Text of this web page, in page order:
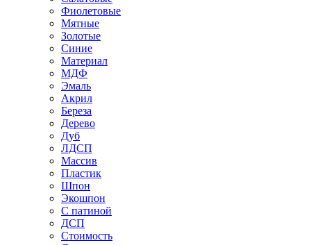
Фиолетовые
Мятные
Золотые
Синие
Материал
МДФ
Эмаль
Акрил
Береза
Дерево
Дуб
ЛДСП
Массив
Пластик
Шпон
Экошпон
С патиной
ДСП
Стоимость